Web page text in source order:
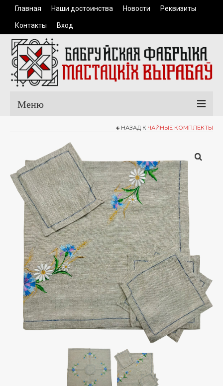
Главная Наши достоинства Новости Реквизиты
Контакты Вход
Меню
Каталог продукции
Одежда
Керамические изделия
Сувенирная продукция
Доставка и оплата
Тарифы на пересылку почтовых отправлений
Маршруты – зональное деление
Адреса отделений ЗАО “Европочта”
График доставки по Беларуси СООО “M&M
Милитцер & Мюнх”
О нас
НАЗАД К ЧАЙНЫЕ КОМПЛЕКТЫ